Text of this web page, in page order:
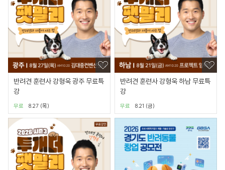
반려견 훈련사 강형욱 광주 무료특
강
8.27 (목)
무료
반려견 훈련사 강형욱 하남 무료특
강
8.21 (금)
무료